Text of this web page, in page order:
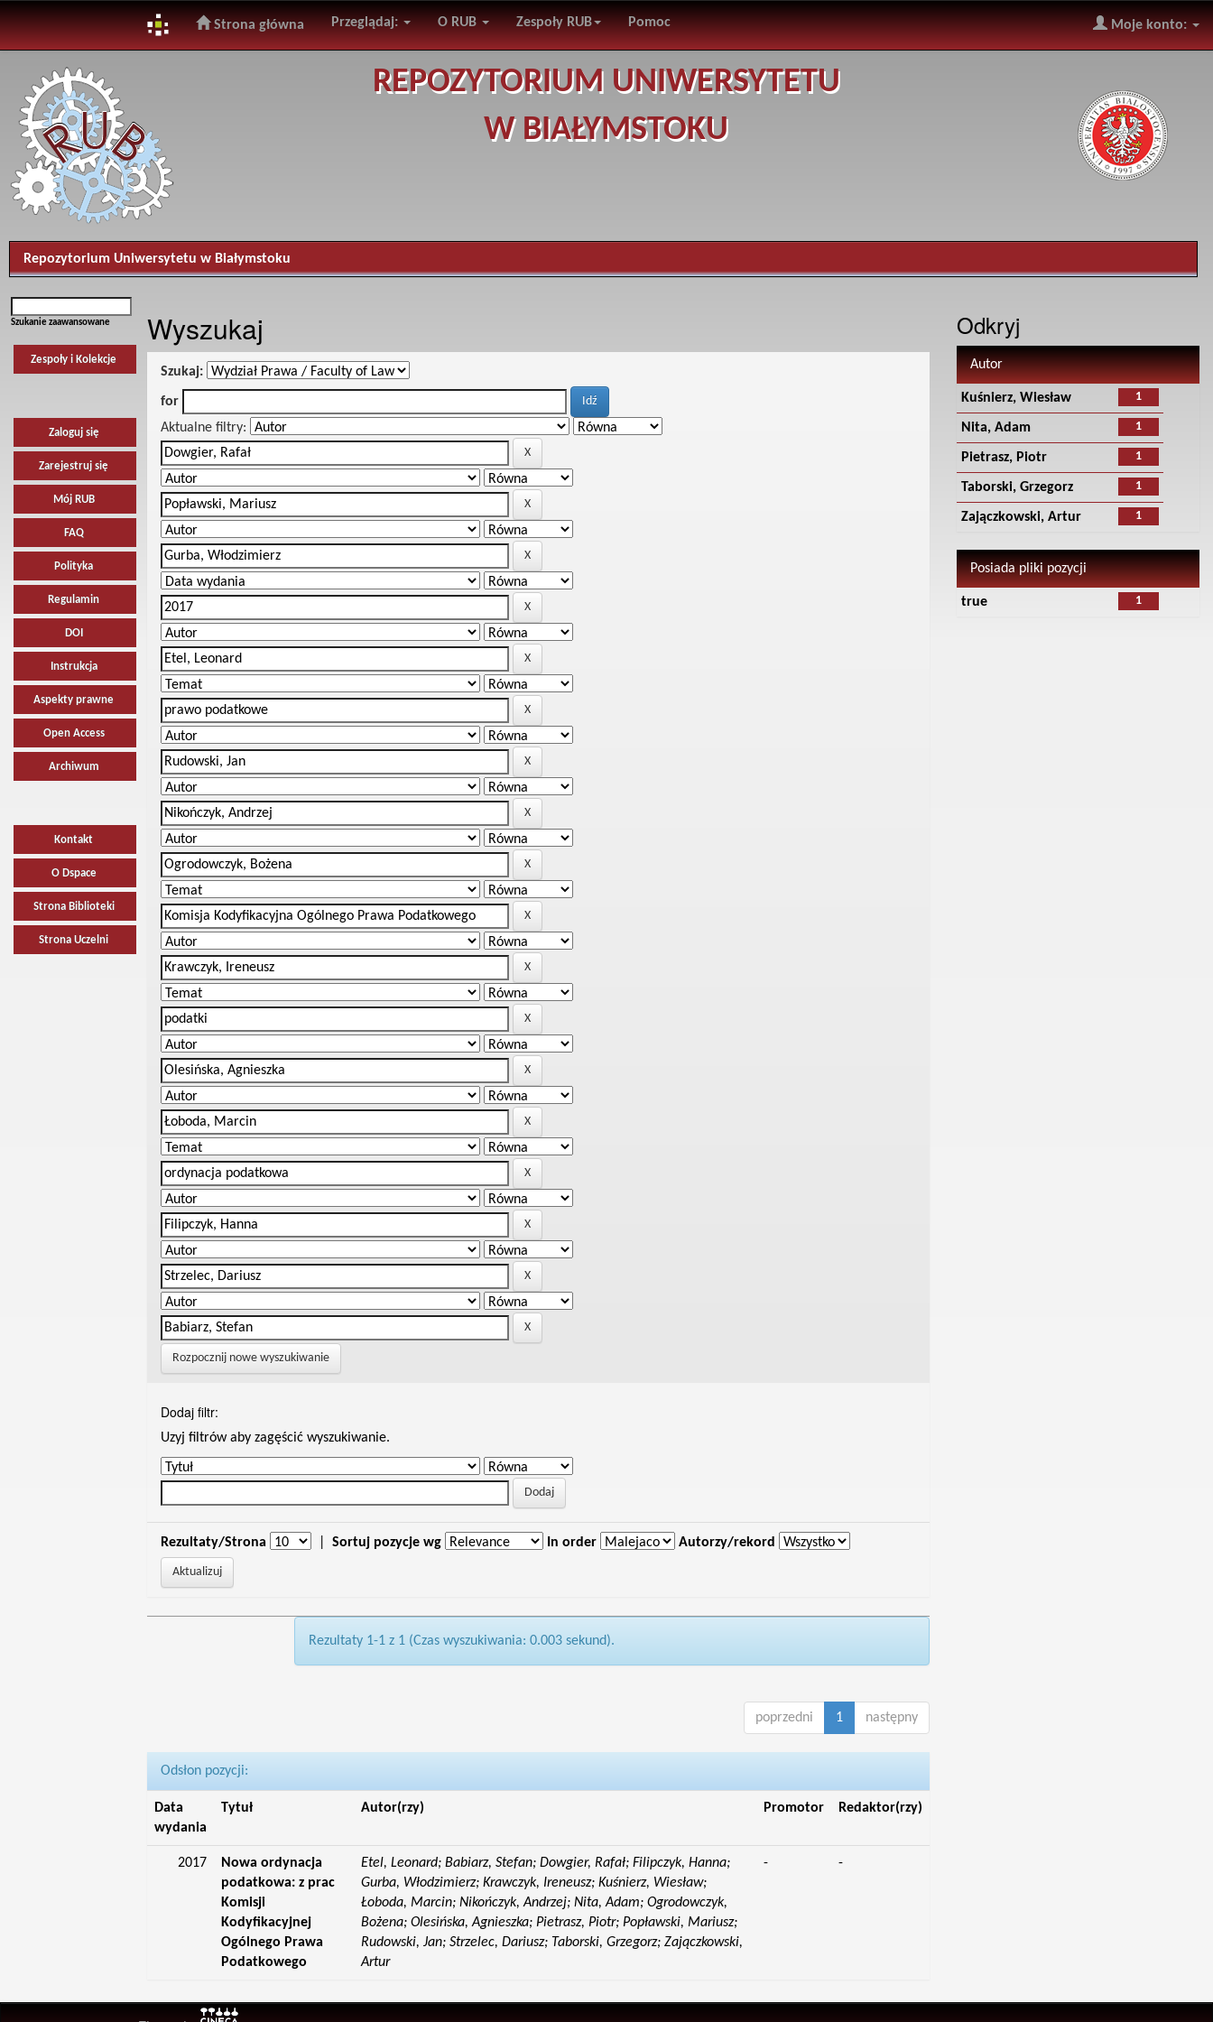
navigation
Strona główna Przeglądaj: O RUB Zespoły RUB Pomoc Moje konto:
REPOZYTORIUM UNIWERSYTETU
W BIAŁYMSTOKU
Repozytorium Uniwersytetu w Białymstoku
Szukanie zaawansowane
Zespoły i Kolekcje
Zaloguj się
Zarejestruj się
Mój RUB
FAQ
Polityka
Regulamin
DOI
Instrukcja
Aspekty prawne
Open Access
Archiwum
Kontakt
O Dspace
Strona Biblioteki
Strona Uczelni
Wyszukaj
Szukaj:
for
Aktualne filtry:
Rozpocznij nowe wyszukiwanie
Dodaj filtr:
Uzyj filtrów aby zagęścić wyszukiwanie.
Rezultaty/Strona Sortuj pozycje wg In order Autorzy/rekord
Rezultaty 1-1 z 1 (Czas wyszukiwania: 0.003 sekund).
poprzedni 1 następny
Odsłon pozycji:
Data
wydania
Tytuł Autor(rzy) Promotor Redaktor(rzy)
2017
Nowa ordynacja
podatkowa: z prac
Komisji
Kodyfikacyjnej
Ogólnego Prawa
Podatkowego
Etel, Leonard; Babiarz, Stefan; Dowgier, Rafał; Filipczyk, Hanna;
Gurba, Włodzimierz; Krawczyk, Ireneusz; Kuśnierz, Wiesław;
Łoboda, Marcin; Nikończyk, Andrzej; Nita, Adam; Ogrodowczyk,
Bożena; Olesińska, Agnieszka; Pietrasz, Piotr; Popławski, Mariusz;
Rudowski, Jan; Strzelec, Dariusz; Taborski, Grzegorz; Zajączkowski,
Artur
- -
Odkryj
Autor
1
Kuśnierz, Wiesław
1
Nita, Adam
1
Pietrasz, Piotr
1
Taborski, Grzegorz
1
Zajączkowski, Artur
Posiada pliki pozycji
1
true